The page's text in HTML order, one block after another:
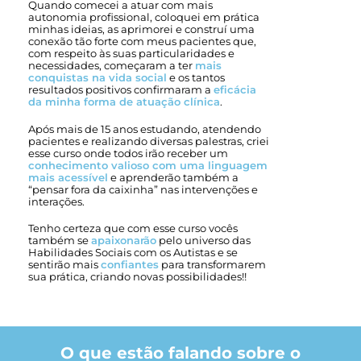
Quando comecei a atuar com mais
autonomia profissional, coloquei em prática
minhas ideias, as aprimorei e construí uma
conexão tão forte com meus pacientes que,
com respeito às suas particularidades e
necessidades, começaram a ter mais
conquistas na vida social e os tantos
resultados positivos confirmaram a eficácia
da minha forma de atuação clínica.
Após mais de 15 anos estudando, atendendo
pacientes e realizando diversas palestras, criei
esse curso onde todos irão receber um
conhecimento valioso com uma linguagem
mais acessível e aprenderão também a
“pensar fora da caixinha” nas intervenções e
interações.
Tenho certeza que com esse curso vocês
também seapaixonarão pelo universo das
Habilidades Sociais com os Autistas e se
sentirão maisconfiantes para transformarem
sua prática, criando novas possibilidades!!
O que estão falando sobre o